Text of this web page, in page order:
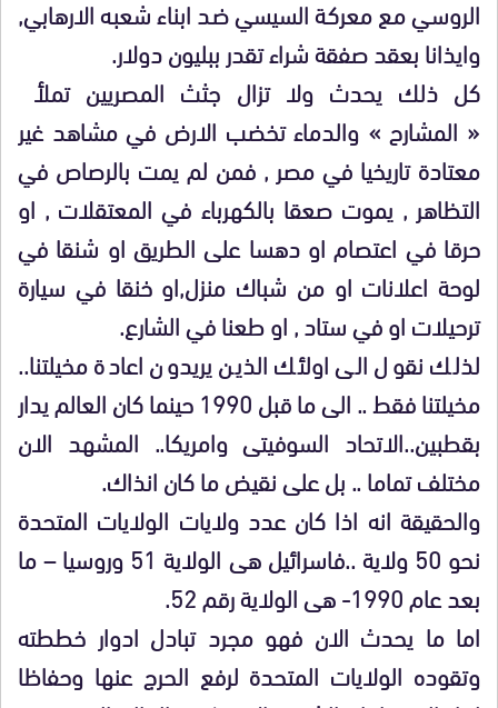
الروسي مع معركة السيسي ضد ابناء شعبه الارهابي,
وايذانا بعقد صفقة شراء تقدر ببليون دولار.
كل ذلك يحدث ولا تزال جثث المصريين تملأ
« المشارح » والدماء تخضب الارض في مشاهد غير
معتادة تاريخيا في مصر , فمن لم يمت بالرصاص في
التظاهر , يموت صعقا بالكهرباء في المعتقلات , او
حرقا في اعتصام او دهسا على الطريق او شنقا في
لوحة اعلانات او من شباك منزل,او خنقا في سيارة
ترحيلات او في ستاد , او طعنا في الشارع.
لذلك نقول الى اولئك الذين يريدون اعادة مخيلتنا..
مخيلتنا فقط .. الى ما قبل 1990 حينما كان العالم يدار
بقطبين..الاتحاد السوفيتى وامريكا.. المشهد الان
مختلف تماما .. بل على نقيض ما كان انذاك.
والحقيقة انه اذا كان عدد ولايات الولايات المتحدة
نحو 50 ولاية ..فاسرائيل هى الولاية 51 وروسيا – ما
بعد عام 1990- هى الولاية رقم 52.
اما ما يحدث الان فهو مجرد تبادل ادوار خططته
وتقوده الولايات المتحدة لرفع الحرج عنها وحفاظا